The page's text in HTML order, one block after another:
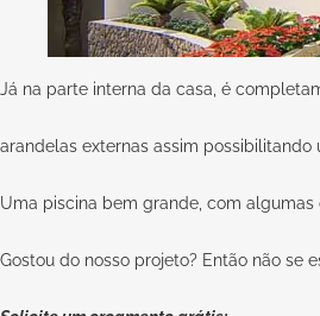
Já na parte interna da casa, é
arandelas externas assim
Uma piscina bem grande, com
Gostou do nosso projeto? Então não se